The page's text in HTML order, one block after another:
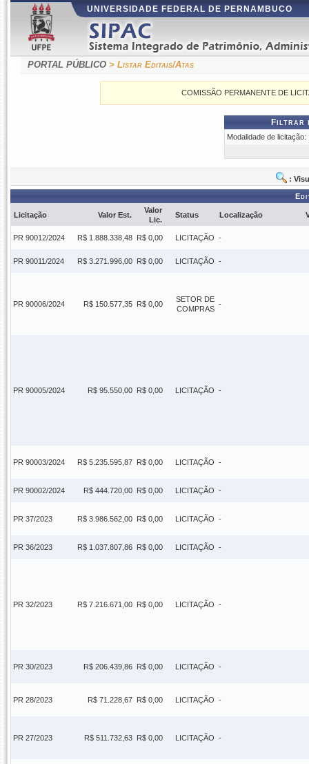
UNIVERSIDADE FEDERAL DE PERNAMBUCO
PORTAL PÚBLICO > Listar Editais/Atas
COMISSÃO PERMANENTE DE
Filtrar
Modalidade de licitação:
:
Licitação Valor Est.
Valor
Lic.
Status Localização
PR 90012/2024 R$ 1.888.338,48 R$ 0,00 LICITAÇÃO -
PR 90011/2024 R$ 3.271.996,00 R$ 0,00 LICITAÇÃO -
PR 90006/2024 R$ 150.577,35 R$ 0,00
SETOR DE
COMPRAS
-
PR 90005/2024 R$ 95.550,00 R$ 0,00 LICITAÇÃO -
PR 90003/2024 R$ 5.235.595,87 R$ 0,00 LICITAÇÃO -
PR 90002/2024 R$ 444.720,00 R$ 0,00 LICITAÇÃO -
PR 37/2023 R$ 3.986.562,00 R$ 0,00 LICITAÇÃO -
PR 36/2023 R$ 1.037.807,86 R$ 0,00 LICITAÇÃO -
PR 32/2023 R$ 7.216.671,00 R$ 0,00 LICITAÇÃO -
PR 30/2023 R$ 206.439,86 R$ 0,00 LICITAÇÃO -
PR 28/2023 R$ 71.228,67 R$ 0,00 LICITAÇÃO -
PR 27/2023 R$ 511.732,63 R$ 0,00 LICITAÇÃO -